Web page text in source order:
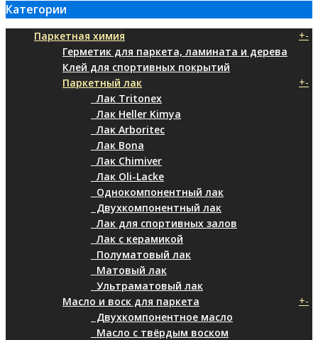
Категории
Паркетная химия +-
Герметик для паркета, ламината и дерева
Клей для спортивных покрытий
Паркетный лак
+-
Лак Tritonex
Лак Heller Kimya
Лак Arboritec
Лак Bona
Лак Chimiver
Лак Oli-Lacke
Однокомпонентный лак
Двухкомпонентный лак
Лак для спортивных залов
Лак с керамикой
Полуматовый лак
Матовый лак
Ультраматовый лак
Масло и воск для паркета
+-
Двухкомпонентное масло
Масло с твёрдым воском